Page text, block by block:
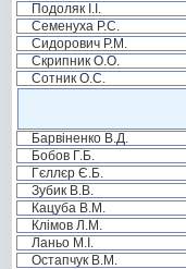
Подоляк І.І.
Семенуха Р.С.
Сидорович Р.М.
Скрипник О.О.
Сотник О.С.
Барвіненко В.Д.
Бобов Г.Б.
Гєллєр Є.Б.
Зубик В.В.
Кацуба В.М.
Клімов Л.М.
Ланьо М.І.
Остапчук В.М.